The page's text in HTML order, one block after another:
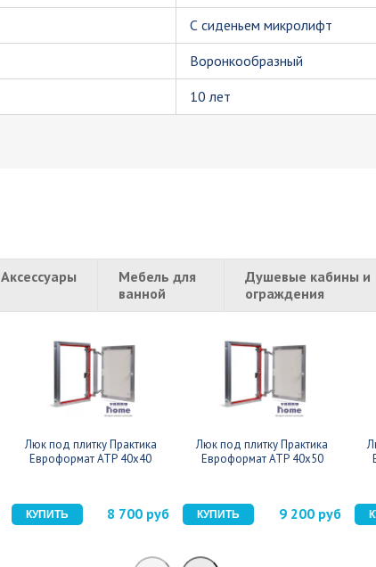
С сиденьем микролифт
Воронкообразный
10 лет
Аксессуары
Мебель для
ванной
Душевые кабины и
ограждения
Люк под плитку Практика
Евроформат АТР 40x40
8 700 руб
Люк под плитку Практика
Евроформат АТР 40x50
9 200 руб